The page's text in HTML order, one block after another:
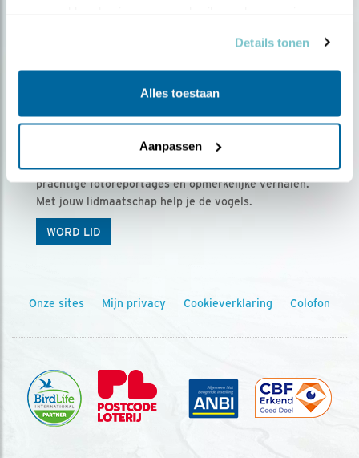
Details tonen
Alles toestaan
Aanpassen
Ontvang 5 x Vogels voor € 36,00 per jaar
Vogels is het tijdschrift voor onze leden, met
prachtige fotoreportages en opmerkelijke verhalen.
Met jouw lidmaatschap help je de vogels.
WORD LID
Onze sites Mijn privacy Cookieverklaring Colofon